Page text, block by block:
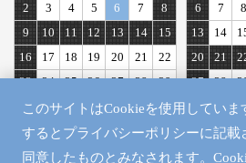
2
3 4 5 6 7
8
9
10 11 12 13 14
15
16
17 18 19 20 21
22
23
24 25 26 27 28
29
30
31
6
7 8
13
14
20
21
27
28
定休日
このサイトはCookieを使用していま
するとプライバシーポリシーに記載
同意したものとみなされます。